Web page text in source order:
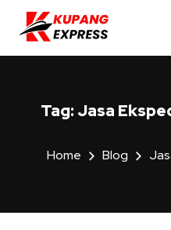
Tag:Jasa
Home Blog